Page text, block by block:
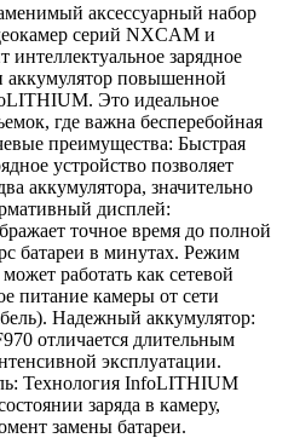
аксессуарный набор
серий NXCAM и
зарядное
аккумулятор повышенной
Это идеальное
где важна бесперебойная
преимущества: Быстрая
устройство позволяет
аккумулятора, значительно
дисплей:
точное время до полной
батареи в минутах. Режим
работать как сетевой
питание камеры от сети
Надежный аккумулятор:
отличается длительным
эксплуатации.
Технология InfoLITHIUM
заряда в камеру,
замены батареи.